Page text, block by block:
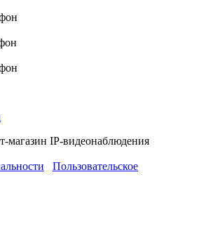
магазин IP-видеонаблюдения
Пользовательское